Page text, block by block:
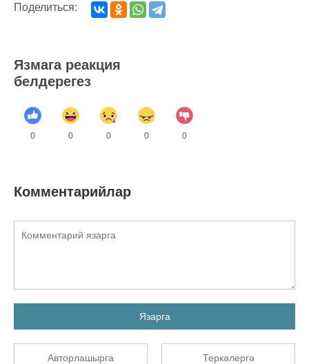
Поделиться:
Язмага реакция
белдерегез
0 0 0 0 0
Комментарийлар
Язарга
Авторлашырга Теркәлергә